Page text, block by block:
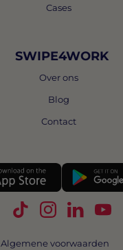
Cases
SWIPE4WORK
Over ons
Blog
Contact
Volg Swipe4Work
Volg Volg
Algemene voorwaarden